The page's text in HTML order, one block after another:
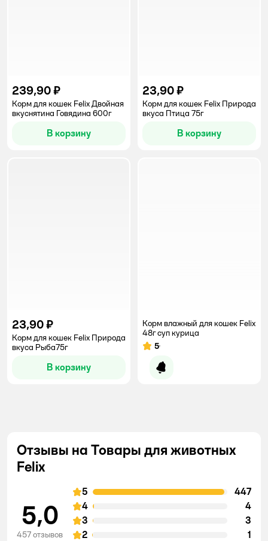
239,90 ₽
Корм для кошек Felix Двойная
вкуснятина Говядина 600г
В корзину
23,90 ₽
Корм для кошек Felix Природа
вкуса Птица 75г
В корзину
23,90 ₽
Корм для кошек Felix Природа
вкуса Рыба75г
В корзину
Корм влажный для кошек Felix
48г суп курица
Рейтинг:
5
Уведомить о появлении
Отзывы на Товары для животных
Felix
5,0
457 отзывов
5
447
4
4
3
3
2
1